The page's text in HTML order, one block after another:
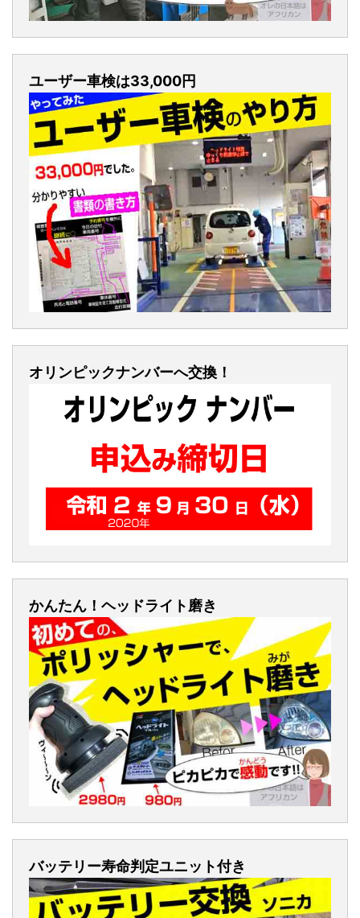
ユーザー車検は33,000円
オリンピックナンバーへ交換！
かんたん！ヘッドライト磨き
バッテリー寿命判定ユニット付き